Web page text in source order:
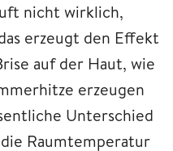
nicht wirklich,
erzeugt den Effekt
auf der Haut, wie
erzeugen
Unterschied
Raumtemperatur